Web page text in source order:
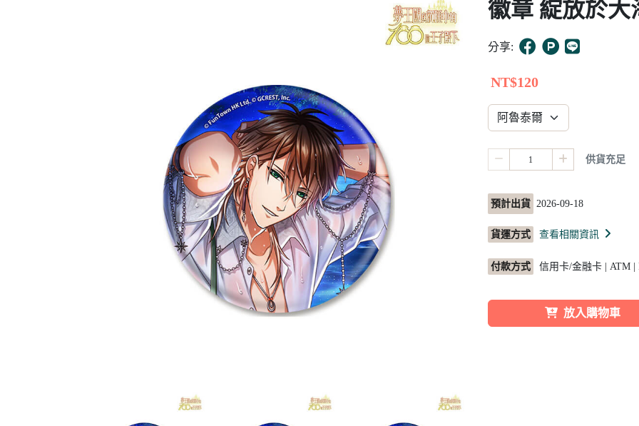
徽章 綻放於大
分享:
NT$120
供貨充足
預計出貨 2026-09-18
貨運方式 查看相關資訊
付款方式 信用卡/金融卡 | ATM
放入購物車